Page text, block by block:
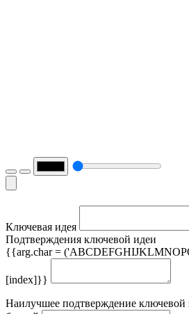
Ключевая идея
Подтверждения ключевой идеи
{{arg.char =
[index]}}
Наилучшее подтверждение ключевой